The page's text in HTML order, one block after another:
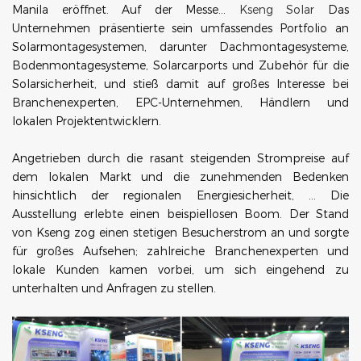
Manila eröffnet. Auf der Messe…
Kseng Solar
Das
Unternehmen präsentierte sein umfassendes Portfolio an
Solarmontagesystemen, darunter Dachmontagesysteme,
Bodenmontagesysteme, Solarcarports und Zubehör für die
Solarsicherheit, und stieß damit auf großes Interesse bei
Branchenexperten, EPC-Unternehmen, Händlern und
lokalen Projektentwicklern.
Angetrieben durch die rasant steigenden Strompreise auf
dem lokalen Markt und die zunehmenden Bedenken
hinsichtlich der regionalen Energiesicherheit, ...
Die
Ausstellung erlebte einen beispiellosen Boom.
Der Stand
von Kseng zog einen stetigen Besucherstrom an und sorgte
für großes Aufsehen; zahlreiche Branchenexperten und
lokale Kunden kamen vorbei, um sich eingehend zu
unterhalten und Anfragen zu stellen.